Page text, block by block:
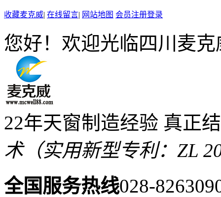
收藏麦克威| 在线留言| 网站地图 会员注册登录
您好！欢迎光临四川麦
22年天窗制造经验 真正
术（实用新型专利：ZL
全国服务热线028-